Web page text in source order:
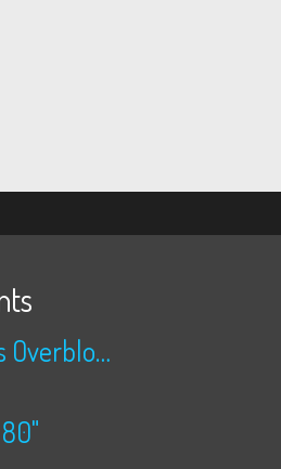
Publié depuis Overblog et Facebook